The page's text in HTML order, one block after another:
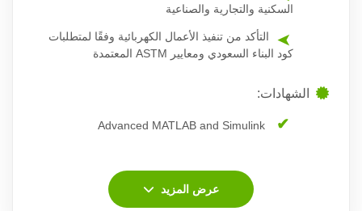
السكنية والتجارية والصناعية
التأكد من تنفيذ الأعمال الكهربائية وفقًا لمتطلبات
كود البناء السعودي ومعايير ASTM المعتمدة
الشهادات:
Advanced MATLAB and Simulink
عرض المزيد